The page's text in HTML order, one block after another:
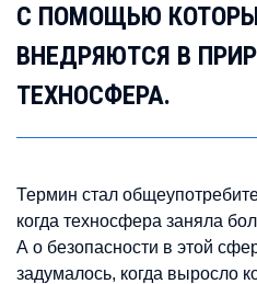
С ПОМОЩЬЮ
ВНЕДРЯЮТСЯ В
ТЕХНОСФЕРА.
Термин стал
когда техносфера заняла
А о безопасности в этой
задумалось, когда выросло